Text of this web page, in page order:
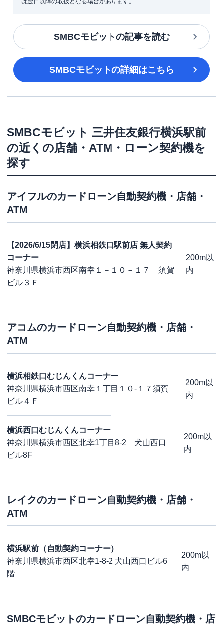
は翌日以降の取扱となる場合があります。
SMBCモビットの記事を読む
SMBCモビットの詳細はこちら
SMBCモビット 三井住友銀行横浜駅前
の近くの店舗・ATM・ローン契約機を
探す
アイフルのカードローン自動契約機・店舗・
ATM
【2026/6/15閉店】横浜相鉄口駅前店 無人契約
コーナー
神奈川県横浜市西区南幸１－１０－１７ 須賀
ビル３Ｆ
200m以
内
アコムのカードローン自動契約機・店舗・
ATM
横浜相鉄口むじんくんコーナー
神奈川県横浜市西区南幸１丁目１０-１７須賀
ビル４Ｆ
200m以
内
横浜西口むじんくんコーナー
神奈川県横浜市西区北幸1丁目8-2 犬山西口
ビル8F
200m以
内
レイクのカードローン自動契約機・店舗・
ATM
横浜駅前（自動契約コーナー）
神奈川県横浜市西区北幸1-8-2 犬山西口ビル6
階
200m以
内
SMBCモビットのカードローン自動契約機・店